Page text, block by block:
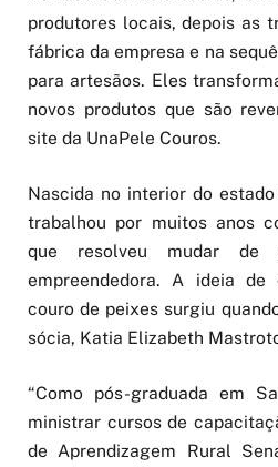
produtores locais, depois as
fábrica da empresa e na
para artesãos. Eles
novos produtos que são
site da UnaPele Couros.
Nascida no interior do
trabalhou por muitos anos
que resolveu mudar
empreendedora. A ideia de
couro de peixes surgiu
sócia, Katia Elizabeth
“Como pós-graduada em
ministrar cursos de
de Aprendizagem Rural